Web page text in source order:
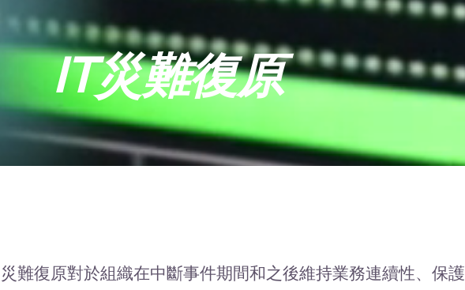
IT災難復原
難復原對於組織在中斷事件期間和之後維持業務連續性、保護